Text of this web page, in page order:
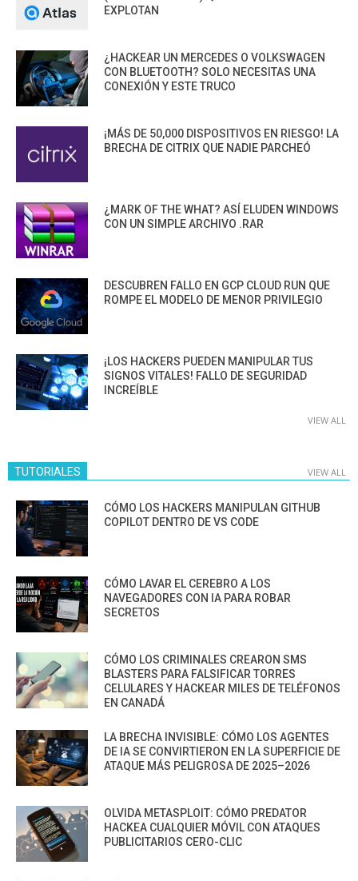
EXPLOTAN
¿HACKEAR UN MERCEDES O VOLKSWAGEN
CON BLUETOOTH? SOLO NECESITAS UNA
CONEXIÓN Y ESTE TRUCO
¡MÁS DE 50,000 DISPOSITIVOS EN RIESGO! LA
BRECHA DE CITRIX QUE NADIE PARCHEÓ
¿MARK OF THE WHAT? ASÍ ELUDEN WINDOWS
CON UN SIMPLE ARCHIVO .RAR
DESCUBREN FALLO EN GCP CLOUD RUN QUE
ROMPE EL MODELO DE MENOR PRIVILEGIO
¡LOS HACKERS PUEDEN MANIPULAR TUS
SIGNOS VITALES! FALLO DE SEGURIDAD
INCREÍBLE
VIEW ALL
TUTORIALES VIEW ALL
CÓMO LOS HACKERS MANIPULAN GITHUB
COPILOT DENTRO DE VS CODE
CÓMO LAVAR EL CEREBRO A LOS
NAVEGADORES CON IA PARA ROBAR
SECRETOS
CÓMO LOS CRIMINALES CREARON SMS
BLASTERS PARA FALSIFICAR TORRES
CELULARES Y HACKEAR MILES DE TELÉFONOS
EN CANADÁ
LA BRECHA INVISIBLE: CÓMO LOS AGENTES
DE IA SE CONVIRTIERON EN LA SUPERFICIE DE
ATAQUE MÁS PELIGROSA DE 2025–2026
OLVIDA METASPLOIT: CÓMO PREDATOR
HACKEA CUALQUIER MÓVIL CON ATAQUES
PUBLICITARIOS CERO-CLIC